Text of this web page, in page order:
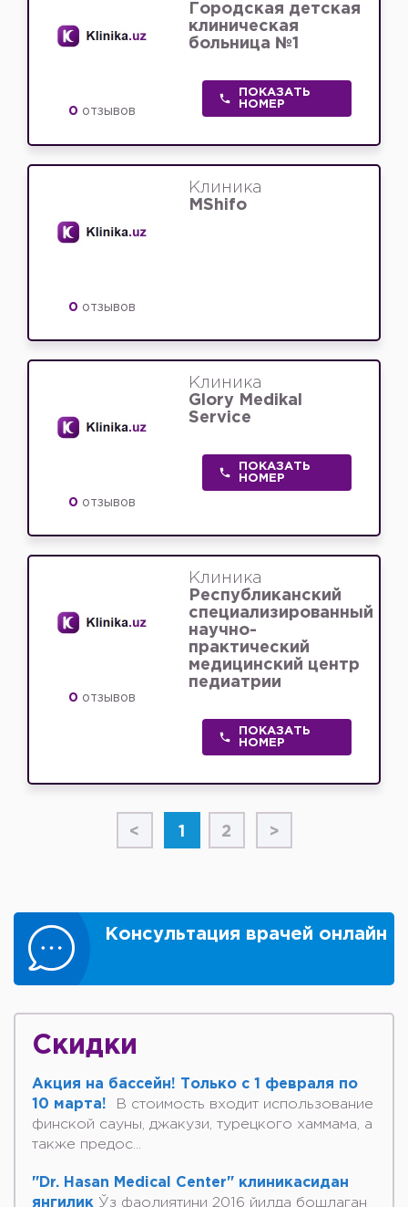
0 отзывов
Городская детская
клиническая
больница №1
ПОКАЗАТЬ
НОМЕР
0 отзывов
Клиника
MShifo
0 отзывов
Клиника
Glory Medikal
Service
ПОКАЗАТЬ
НОМЕР
0 отзывов
Клиника
Республиканский
специализированный
научно-
практический
медицинский центр
педиатрии
ПОКАЗАТЬ
НОМЕР
< 1 2 >
Консультация врачей онлайн
Скидки
Акция на бассейн! Только с 1 февраля по
10 марта!
В стоимость входит использование
финской сауны, джакузи, турецкого хаммама, а
также предос...
"Dr. Hasan Medical Center" клиникасидан
янгилик Ўз фаолиятини 2016 йилда бошлаган